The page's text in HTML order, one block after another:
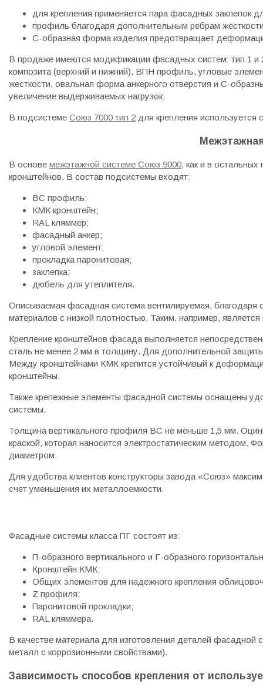
для крепления применяется пара фасадных заклепок
профиль благодаря дополнительным ребрам
С-образная форма изделия предотвращает
В продаже имеются модификации фасадных систем: тип 1 и
композита (верхний и нижний), ВПН профиль, угловые
жесткости, овальная форма анкерного отверстия и С-
увеличение выдерживаемых нагрузок.
В подсистеме Союз 7000 тип 2 для крепления используется
В основе межэтажной системе Союз 9000, как и в
кронштейнов. В состав подсистемы входят:
ВС профиль;
КМК кронштейн;
RAL кляммер;
фасадный анкер;
угловой элемент;
прокладка паронитовая;
заклепка;
дюбель для утеплителя.
Описываемая фасадная система вентилируемая,
материалов с низкой плотностью. Таким, например,
Крепление кронштейнов фасада выполняется
сталь не менее 2 мм в толщину. Для дополнительной
Между кронштейнами КМК крепится устойчивый к
кронштейны.
Также крепежные элементы фасадной системы оснащены
системы.
Толщина вертикального профиля ВС не меньше 1,5 мм.
краской, которая наносится электростатическим методом.
диаметром.
Для удобства клиентов конструкторы завода «Союз»
счет уменьшения их металлоемкости.
Фасадные системы класса ПГ состоят из:
П-образного вертикального и Г-образного
Кронштейн КМК;
Общих элементов для надежного крепления
Z профиля;
Паронитовой прокладки;
RAL кляммера.
В качестве материала для изготовления деталей фасадной
металл с коррозионными свойствами).
Зависимость способов крепления от